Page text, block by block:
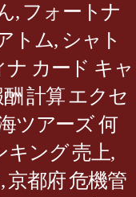
, フォートナ
トム, シャト
ナ カード キャ
計算 エクセ
ツアーズ 何
キング 売上,
,京都府 危機管